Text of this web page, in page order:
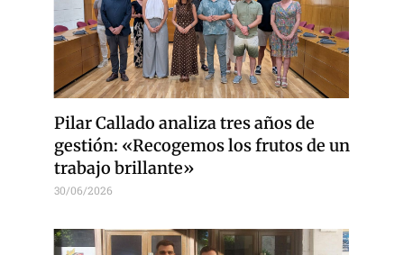
Pilar Callado analiza tres años de
gestión: «Recogemos los frutos de un
trabajo brillante»
30/06/2026